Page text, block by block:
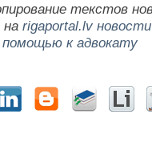
текстов
на rigaportal.lv новости
к адвокату